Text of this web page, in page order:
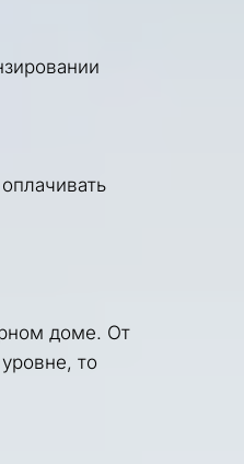
доме. От
то